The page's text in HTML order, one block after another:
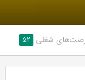
شغلی ۵۲